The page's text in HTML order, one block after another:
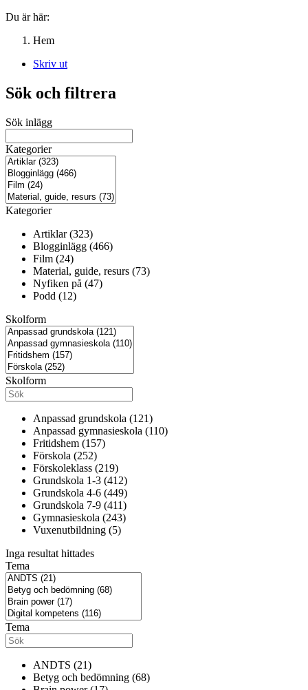
Du är här:
Hem
Skriv ut
Sök och filtrera
Sök inlägg
Kategorier
Kategorier
Artiklar (323)
Blogginlägg (466)
Film (24)
Material, guide, resurs (73)
Nyfiken på (47)
Podd (12)
Skolform
Skolform
Anpassad grundskola (121)
Anpassad gymnasieskola (110)
Fritidshem (157)
Förskola (252)
Förskoleklass (219)
Grundskola 1-3 (412)
Grundskola 4-6 (449)
Grundskola 7-9 (411)
Gymnasieskola (243)
Vuxenutbildning (5)
Inga resultat hittades
Tema
Tema
ANDTS (21)
Betyg och bedömning (68)